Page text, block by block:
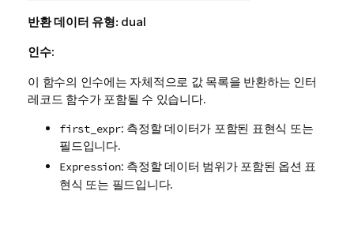
반환 데이터 유형: dual
인수:
이 함수의 인수에는 자체적으로 값 목록을 반환하는 인터
레코드 함수가 포함될 수 있습니다.
first_expr: 측정할 데이터가 포함된 표현식 또는
필드입니다.
Expression: 측정할 데이터 범위가 포함된 옵션 표
현식 또는 필드입니다.